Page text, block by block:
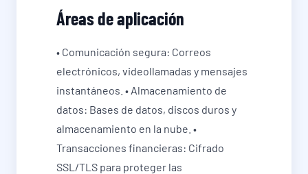
Áreas de aplicación
• Comunicación segura: Correos
electrónicos, videollamadas y mensajes
instantáneos. • Almacenamiento de
datos: Bases de datos, discos duros y
almacenamiento en la nube. •
Transacciones financieras: Cifrado
SSL/TLS para proteger las